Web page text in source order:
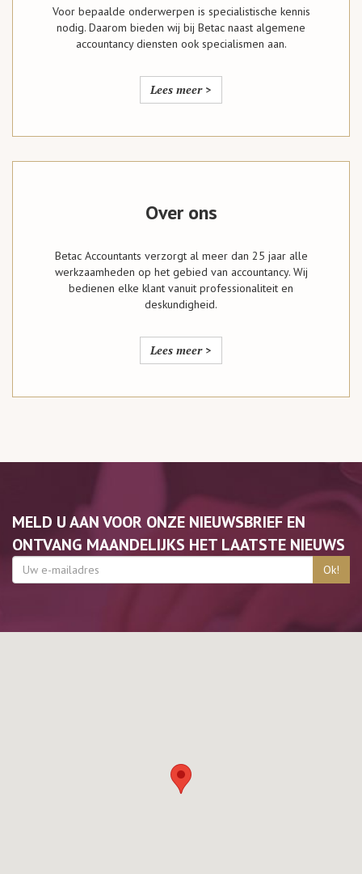
Voor bepaalde onderwerpen is specialistische kennis
nodig. Daarom bieden wij bij Betac naast algemene
accountancy diensten ook specialismen aan.
Lees meer >
Over ons
Betac Accountants verzorgt al meer dan 25 jaar alle
werkzaamheden op het gebied van accountancy. Wij
bedienen elke klant vanuit professionaliteit en
deskundigheid.
Lees meer >
MELD U AAN VOOR ONZE NIEUWSBRIEF EN
ONTVANG MAANDELIJKS HET LAATSTE NIEUWS
Ok!